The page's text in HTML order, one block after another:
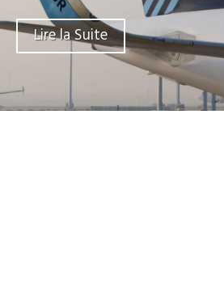
Lire la Suite